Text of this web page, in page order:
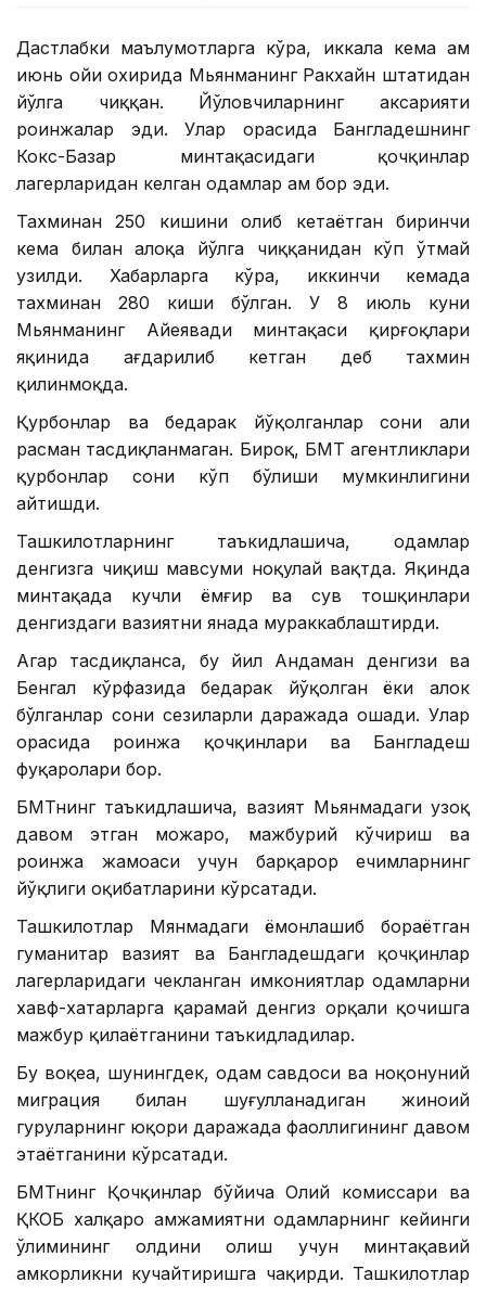
Дастлабки маълумотларга кўра, иккала кема ҳам
июнь ойи охирида Мьянманинг Ракхайн штатидан
йўлга чиққан. Йўловчиларнинг аксарияти
роҳинжалар эди. Улар орасида Бангладешнинг
Кокс-Базар минтақасидаги қочқинлар
лагерларидан келган одамлар ҳам бор эди.
Тахминан 250 кишини олиб кетаётган биринчи
кема билан алоқа йўлга чиққанидан кўп ўтмай
узилди. Хабарларга кўра, иккинчи кемада
тахминан 280 киши бўлган. У 8 июль куни
Мьянманинг Айеявади минтақаси қирғоқлари
яқинида ағдарилиб кетган деб тахмин
қилинмоқда.
Қурбонлар ва бедарак йўқолганлар сони ҳали
расман тасдиқланмаган. Бироқ, БМТ агентликлари
қурбонлар сони кўп бўлиши мумкинлигини
айтишди.
Ташкилотларнинг таъкидлашича, одамлар
денгизга чиқиш мавсуми ноқулай вақтда. Яқинда
минтақада кучли ёмғир ва сув тошқинлари
денгиздаги вазиятни янада мураккаблаштирди.
Агар тасдиқланса, бу йил Андаман денгизи ва
Бенгал кўрфазида бедарак йўқолган ёки ҳалок
бўлганлар сони сезиларли даражада ошади. Улар
орасида роҳинжа қочқинлари ва Бангладеш
фуқаролари бор.
БМТнинг таъкидлашича, вазият Мьянмадаги узоқ
давом этган можаро, мажбурий кўчириш ва
роҳинжа жамоаси учун барқарор ечимларнинг
йўқлиги оқибатларини кўрсатади.
Ташкилотлар Мянмадаги ёмонлашиб бораётган
гуманитар вазият ва Бангладешдаги қочқинлар
лагерларидаги чекланган имкониятлар одамларни
хавф-хатарларга қарамай денгиз орқали қочишга
мажбур қилаётганини таъкидладилар.
Бу воқеа, шунингдек, одам савдоси ва ноқонуний
миграция билан шуғулланадиган жиноий
гуруҳларнинг юқори даражада фаоллигининг давом
этаётганини кўрсатади.
БМТнинг Қочқинлар бўйича Олий комиссари ва
ҚКОБ халқаро ҳамжамиятни одамларнинг кейинги
ўлимининг олдини олиш учун минтақавий
ҳамкорликни кучайтиришга чақирди. Ташкилотлар